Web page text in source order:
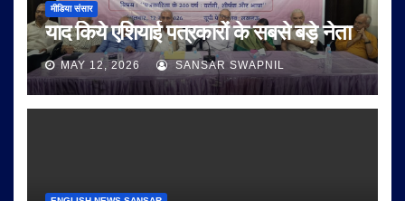
मीडिया संसार
याद किये एशियाई पत्रकारों के सबसे बड़े नेता
MAY 12, 2026 SANSAR SWAPNIL